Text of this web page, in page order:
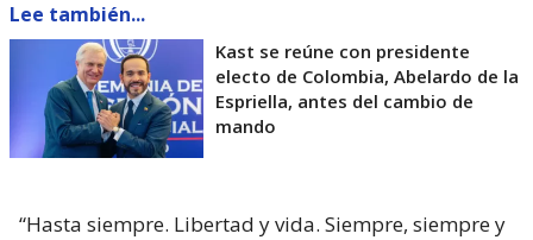
Lee también...
Kast se reúne con presidente
electo de Colombia, Abelardo de la
Espriella, antes del cambio de
mando
“Hasta siempre. Libertad y vida. Siempre, siempre y